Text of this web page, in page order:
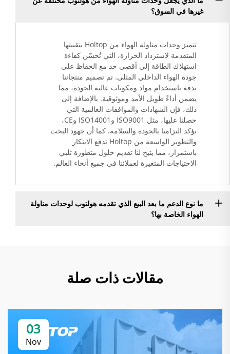
غيرها في السوق؟
تتميز وحدات مناولة الهواء من Holtop بتقنيتها
المتقدمة لاسترداد الحرارة، التي تُحسّن كفاءة
استهلاك الطاقة إلى أقصى حد مع الحفاظ على
جودة الهواء الداخلي المثلى. تم تصميم منتجاتنا
بدقة باستخدام مواد ومكونات عالية الجودة، مما
يضمن أداءً طويل الأمد وموثوقية. بالإضافة إلى
ذلك، فإن الشهادات والموافقات العالمية التي
حصلنا عليها، مثل ISO9001 وISO14001 وCE،
تؤكد التزامنا بالجودة والسلامة. كما أن جهود البحث
والتطوير الواسعة من Holtop تدفع الابتكار
باستمرار، مما يتيح لنا تقديم حلول متطورة تلبي
الاحتياجات المتغيرة لعملائنا في جميع أنحاء العالم.
ما نوع الدعم ما بعد البيع الذي تقدمه هولتوب لوحدات مناولة
الهواء الخاصة بها؟
مقالات ذات صلة
03
Nov